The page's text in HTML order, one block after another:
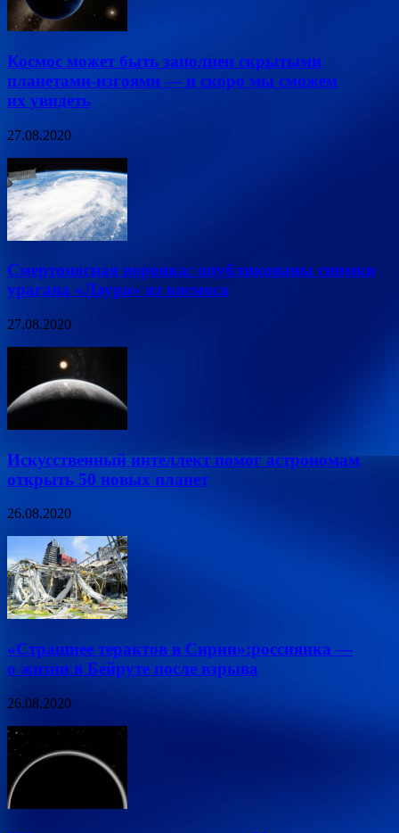
Космос может быть заполнен скрытыми
планетами-изгоями — и скоро мы сможем
их увидеть
27.08.2020
Смертоносная воронка: опубликованы снимки
урагана «Лаура» из космоса
27.08.2020
Искусственный интеллект помог астрономам
открыть 50 новых планет
26.08.2020
«Страшнее терактов в Сирии»:россиянка —
о жизни в Бейруте после взрыва
26.08.2020